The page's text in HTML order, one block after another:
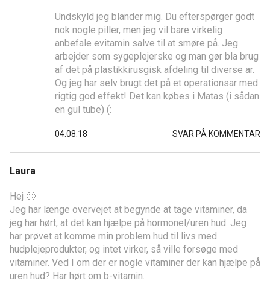
Undskyld jeg blander mig. Du efterspørger godt
nok nogle piller, men jeg vil bare virkelig
anbefale evitamin salve til at smøre på. Jeg
arbejder som sygeplejerske og man gør bla brug
af det på plastikkirusgisk afdeling til diverse ar.
Og jeg har selv brugt det på et operationsar med
rigtig god effekt! Det kan købes i Matas (i sådan
en gul tube) (:
04.08.18 SVAR PÅ KOMMENTAR
Laura
Hej 🙂
Jeg har længe overvejet at begynde at tage vitaminer, da
jeg har hørt, at det kan hjælpe på hormonel/uren hud. Jeg
har prøvet at komme min problem hud til livs med
hudplejeprodukter, og intet virker, så ville forsøge med
vitaminer. Ved I om der er nogle vitaminer der kan hjælpe på
uren hud? Har hørt om b-vitamin.